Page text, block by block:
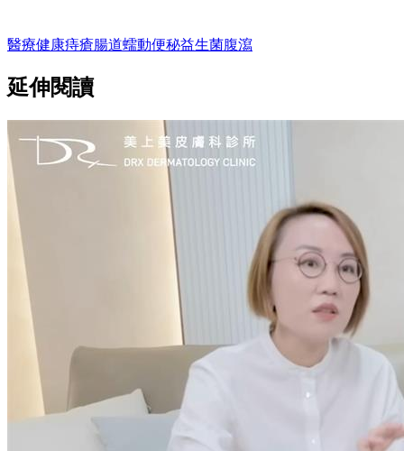
醫療健康痔瘡腸道蠕動便秘益生菌腹瀉
延伸閱讀